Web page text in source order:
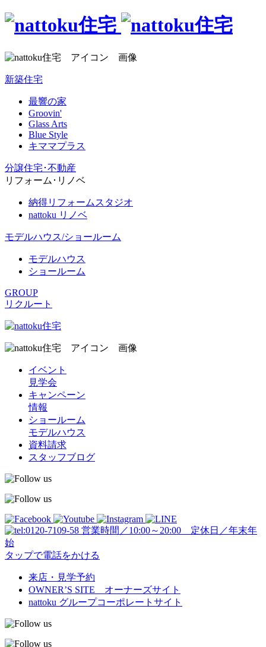
新築住宅
最響の家
Groovin'
Glass Arts
Blue Style
キママプラス
分譲住宅･不動産
リフォーム･リノベ
納得リフォームスタジオ
nattoku リノベ
モデルハウス/ショールーム
モデルハウス
ショールーム
GROUP
リクルート
イベント
見学会
キャンペーン
情報
ショールーム
モデルハウス
資料請求
スタッフブログ
営業時間／10:00～20:00 定休日／年末年
始
タップで電話をかける
来店・見学予約
OWNER’S SITE オーナーズサイト
nattoku グループコーポレートサイト